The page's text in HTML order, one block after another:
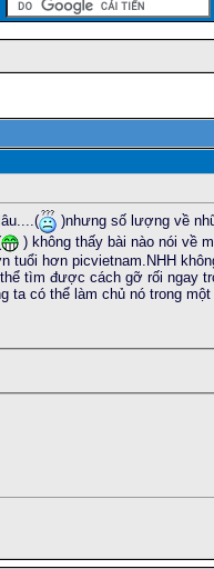
)nhưng số lượng về
) không thấy bài nào nói về
hơn picvietnam.NHH
tìm được cách gỡ rối ngay
ta có thể làm chủ nó trong